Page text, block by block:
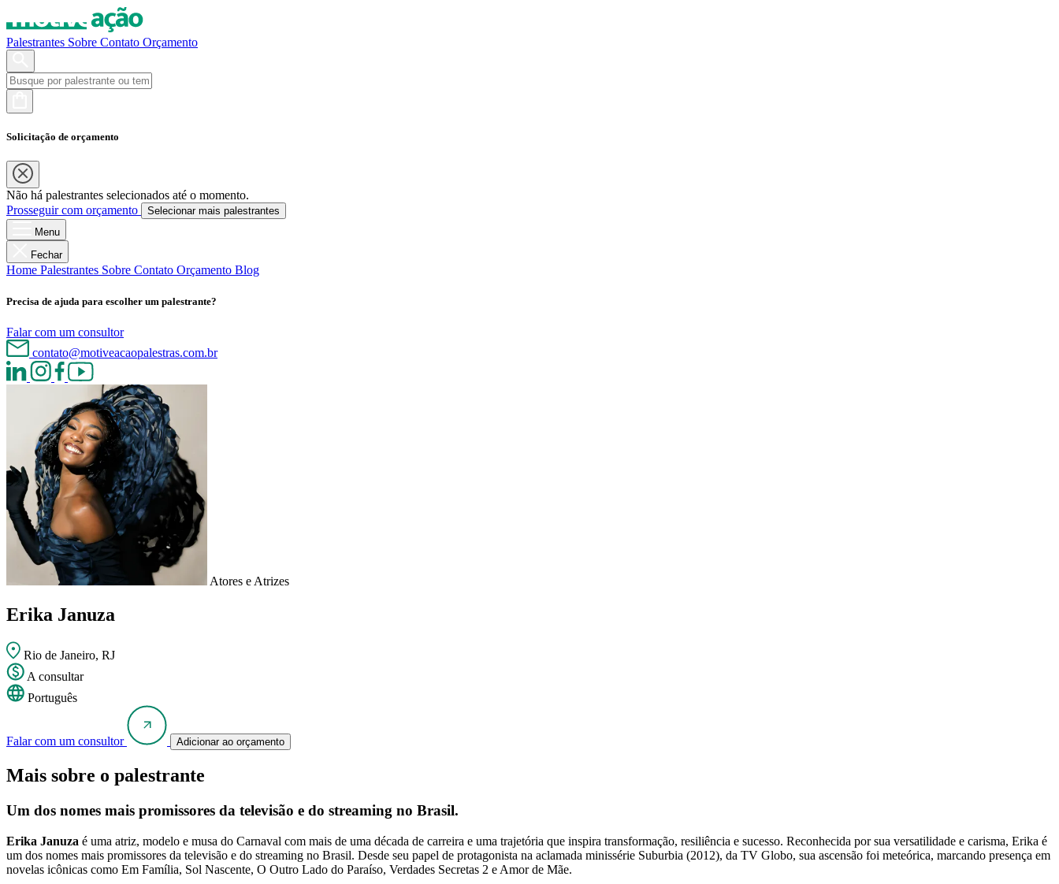
Palestrantes Sobre Contato Orçamento
Solicitação de orçamento
Não há palestrantes selecionados até o momento.
Prosseguir com orçamento
Selecionar mais palestrantes
Menu
Fechar
Home Palestrantes Sobre Contato Orçamento Blog
Precisa de ajuda para escolher um palestrante?
Falar com um consultor
contato@motiveacaopalestras.com.br
Atores e Atrizes
Erika Januza
Rio de Janeiro, RJ
A consultar
Português
Falar com um consultor Adicionar ao orçamento
Mais sobre o palestrante
Um dos nomes mais promissores da televisão e do streaming no Brasil.
Erika Januza é uma atriz, modelo e musa do Carnaval com mais de uma década de carreira e uma trajetória que inspira transformação, resiliência e sucesso. Reconhecida por sua versatilidade e carisma, Erika é
um dos nomes mais promissores da televisão e do streaming no Brasil. Desde seu papel de protagonista na aclamada minissérie Suburbia (2012), da TV Globo, sua ascensão foi meteórica, marcando presença em
novelas icônicas como Em Família, Sol Nascente, O Outro Lado do Paraíso, Verdades Secretas 2 e Amor de Mãe.